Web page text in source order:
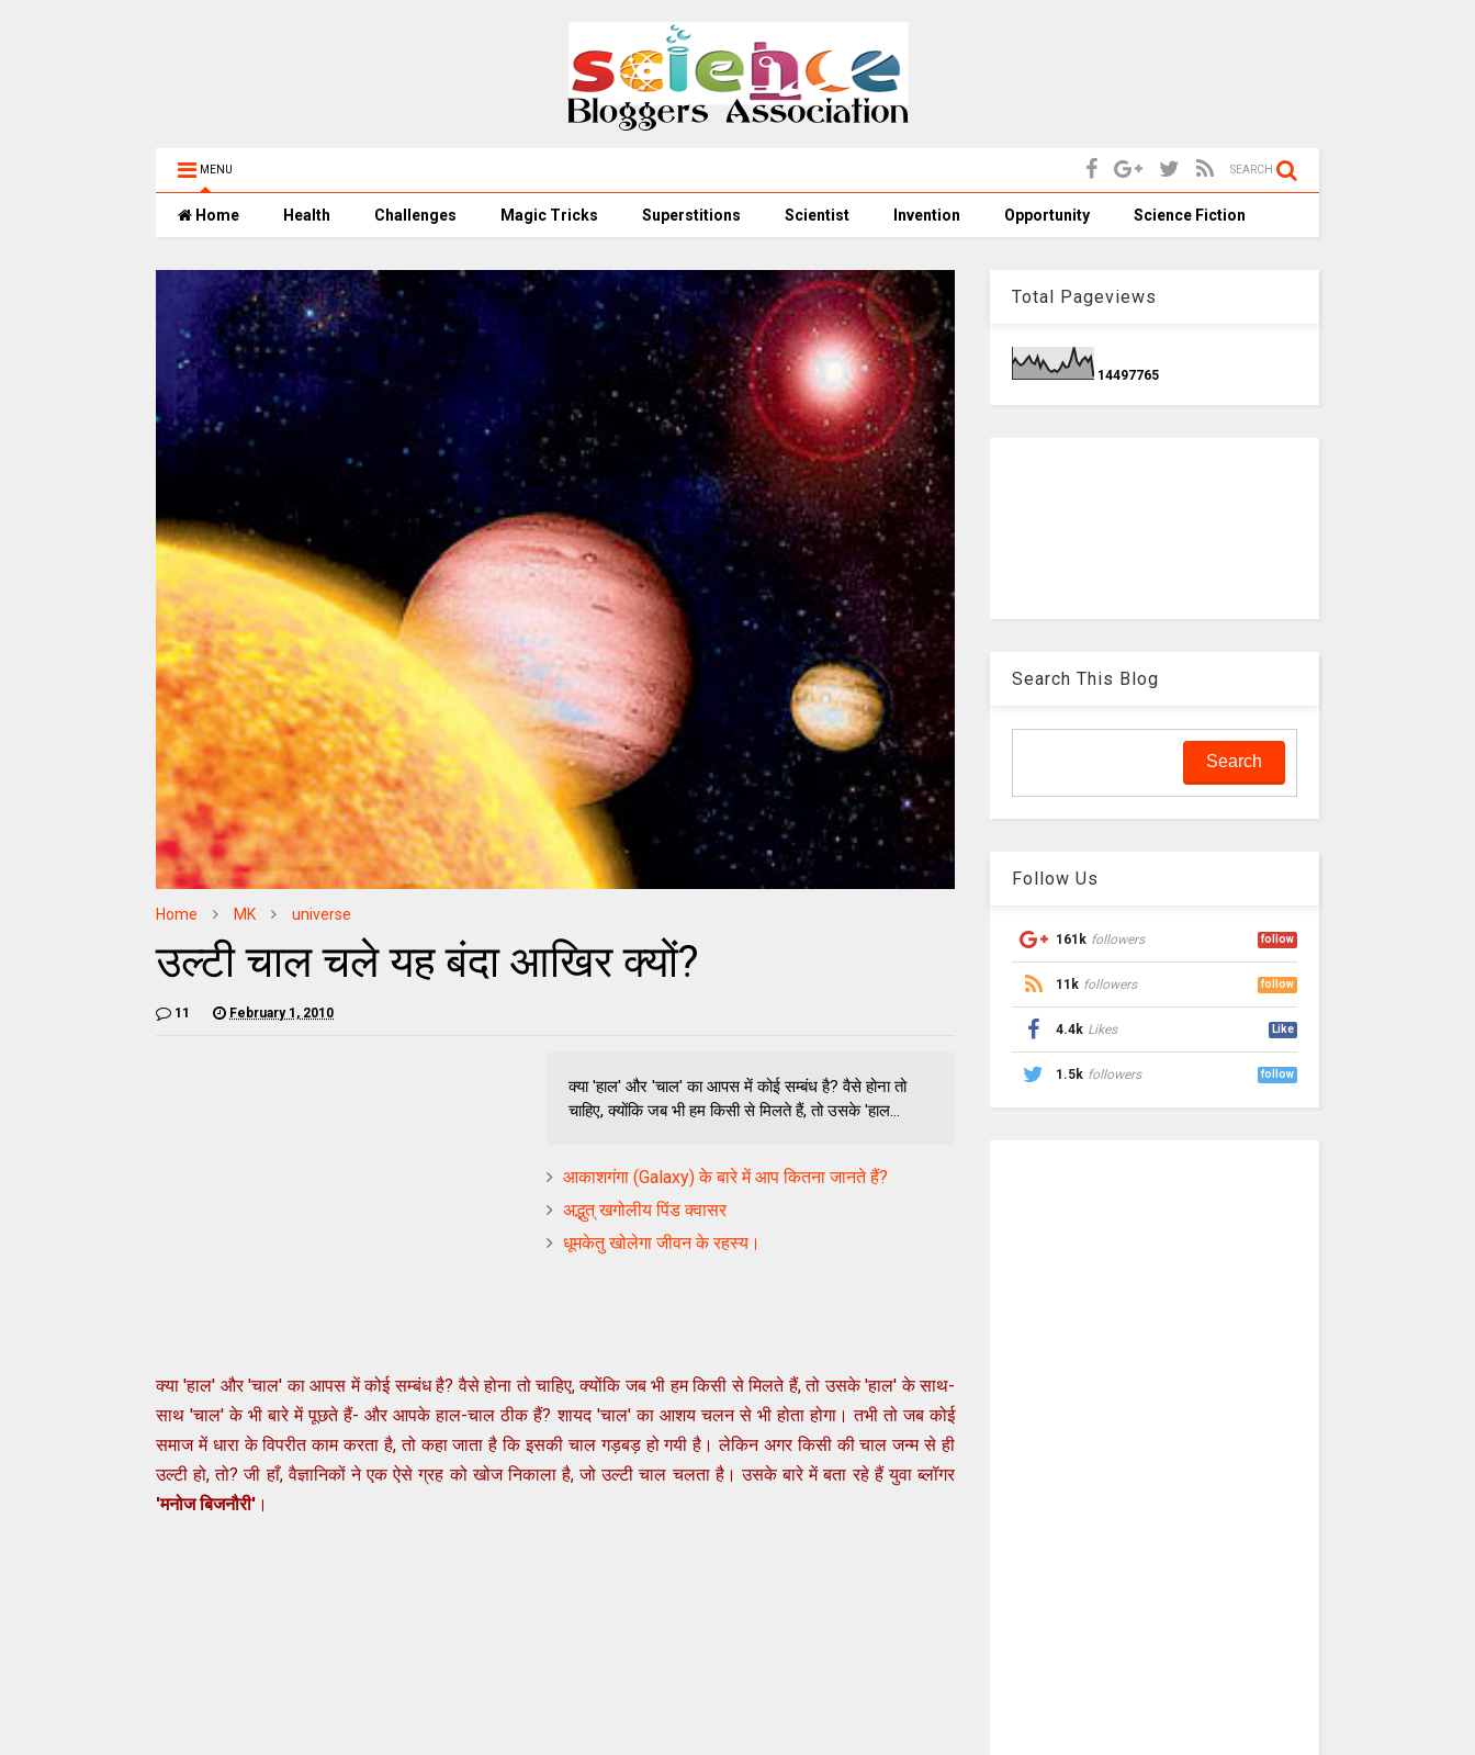
MENU SEARCH
Home Health Challenges Magic Tricks Superstitions Scientist Invention Opportunity Science Fiction
Home MK universe
उल्टी चाल चले यह बंदा आखिर क्यों?
11 February 1, 2010
क्या 'हाल' और 'चाल' का आपस में कोई सम्बंध है? वैसे होना तो
चाहिए, क्योंकि जब भी हम किसी से मिलते हैं, तो उसके 'हाल...
आकाशगंगा (Galaxy) के बारे में आप कितना जानते हैं?
अद्भुत् खगोलीय पिंड क्वासर
धूमकेतु खोलेगा जीवन के रहस्‍य।
क्या 'हाल' और 'चाल' का आपस में कोई सम्बंध है? वैसे होना तो चाहिए, क्योंकि जब भी हम किसी से मिलते हैं, तो उसके 'हाल' के साथ-
साथ 'चाल' के भी बारे में पूछते हैं- और आपके हाल-चाल ठीक हैं? शायद 'चाल' का आशय चलन से भी होता होगा। तभी तो जब कोई
समाज में धारा के विपरीत काम करता है, तो कहा जाता है कि इसकी चाल गड़बड़ हो गयी है। लेकिन अगर किसी की चाल जन्म से ही
उल्टी हो, तो? जी हाँ, वैज्ञानिकों ने एक ऐसे ग्रह को खोज निकाला है, जो उल्टी चाल चलता है। उसके बारे में बता रहे हैं युवा ब्लॉगर
'मनोज बिजनौरी' ।
Total Pageviews
1 4497765
Search This Blog
Follow Us
161k followers follow
11k followers follow
4.4k Likes Like
1.5k followers follow